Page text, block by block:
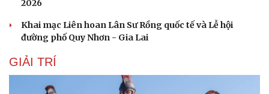
2026
Khai mạc Liên hoan Lân Sư Rồng quốc tế và Lễ hội
đường phố Quy Nhơn - Gia Lai
GIẢI TRÍ